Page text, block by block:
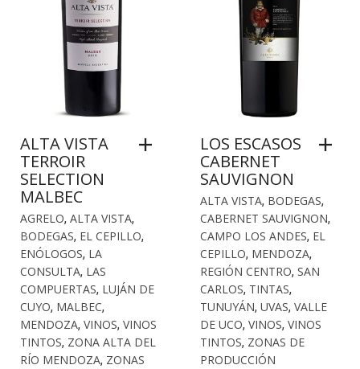
ALTA VISTA
TERROIR
SELECTION
MALBEC
AGRELO, ALTA VISTA,
BODEGAS, EL CEPILLO,
ENÓLOGOS, LA
CONSULTA, LAS
COMPUERTAS, LUJÁN DE
CUYO, MALBEC,
MENDOZA, VINOS, VINOS
TINTOS, ZONA ALTA DEL
RÍO MENDOZA, ZONAS
LOS ESCASOS
CABERNET
SAUVIGNON
ALTA VISTA, BODEGAS,
CABERNET SAUVIGNON,
CAMPO LOS ANDES, EL
CEPILLO, MENDOZA,
REGIÓN CENTRO, SAN
CARLOS, TINTAS,
TUNUYÁN, UVAS, VALLE
DE UCO, VINOS, VINOS
TINTOS, ZONAS DE
PRODUCCIÓN